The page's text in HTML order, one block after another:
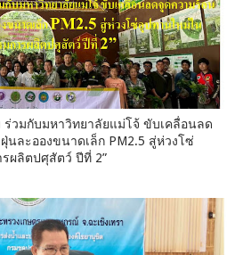
ร่วมกับมหาวิทยาลัยแม่โจ้ ขับเคลื่อนลด
นละอองขนาดเล็ก PM2.5 สู่ห่วงโซ่
ผลิตปศุสัตว์ ปีที่ 2”